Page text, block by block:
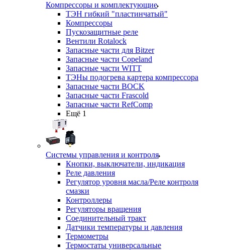
Компрессоры и комплектующие
ТЭН гибкий "пластинчатый"
Компрессоры
Пускозащитные реле
Вентили Rotalock
Запасные части для Bitzer
Запасные части Copeland
Запасные части WITT
ТЭНы подогрева картера компрессора
Запасные части BOCK
Запасные части Frascold
Запасные части RefComp
Ещё 1
Системы управления и контроля
Кнопки, выключатели, индикация
Реле давления
Регулятор уровня масла/Реле контроля
смазки
Контроллеры
Регуляторы вращения
Соединительный тракт
Датчики температуры и давления
Термометры
Термостаты универсальные